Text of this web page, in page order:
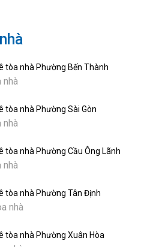
tòa nhà Phường Bến Thành
nhà
tòa nhà Phường Sài Gòn
nhà
tòa nhà Phường Cầu Ông Lãnh
nhà
tòa nhà Phường Tân Định
nhà
tòa nhà Phường Xuân Hòa